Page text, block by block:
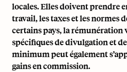
locales. Elles doivent prendre
travail, les taxes et les normes
certains pays, la rémunération
spécifiques de divulgation et
minimum peut également
gains en commission.